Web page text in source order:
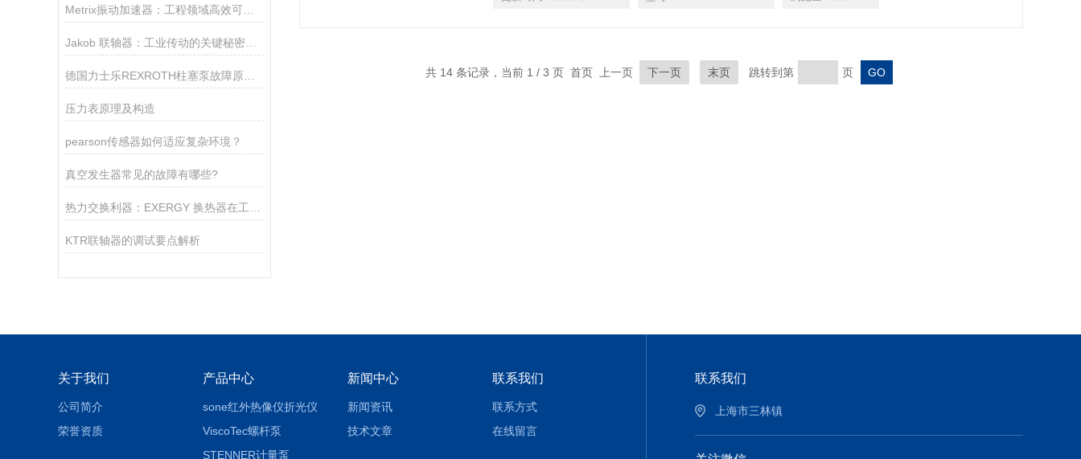
Metrix振动加速器：工程领域高效可靠的振动试验设备
Jakob 联轴器：工业传动的关键秘密是什么？
德国力士乐REXROTH柱塞泵故障原因及解决办法
压力表原理及构造
pearson传感器如何适应复杂环境？
真空发生器常见的故障有哪些?
KTR联轴器的调试要点解析
共 14 条记录，当前 1 / 3 页 首页 上一页 下一页 末页 跳转到第 页
关于我们
公司简介
荣誉资质
产品中心
sone红外热像仪折光仪
ViscoTec螺杆泵
STENNER计量泵
新闻中心
新闻资讯
技术文章
联系我们
联系方式
在线留言
联系我们
上海市三林镇